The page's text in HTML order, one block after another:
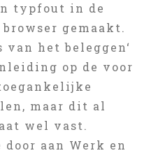
typfout in de
gemaakt.
van het beleggen‘
op de voor
maar dit al
wel vast.
aan Werk en